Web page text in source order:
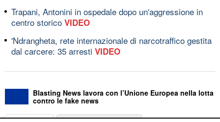
Trapani, Antonini in ospedale dopo un'aggressione in
centro storico VIDEO
'Ndrangheta, rete internazionale di narcotraffico gestita
dal carcere: 35 arresti VIDEO
Blasting News lavora con l’Unione Europea nella lotta
contro le fake news